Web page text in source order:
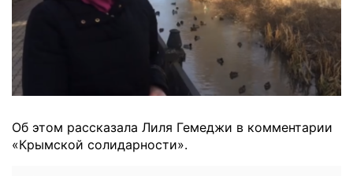
Об этом рассказала Лиля Гемеджи в комментарии
«Крымской солидарности».